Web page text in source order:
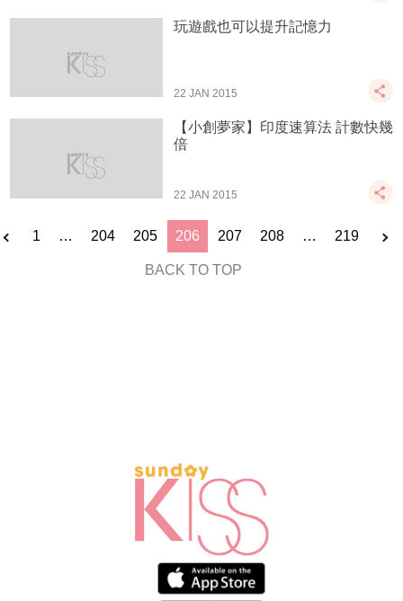
玩遊戲也可以提升記憶力
22 JAN 2015
【小創夢家】印度速算法 計數快幾
倍
22 JAN 2015
1 … 204 205 206 207 208 … 219
BACK TO TOP